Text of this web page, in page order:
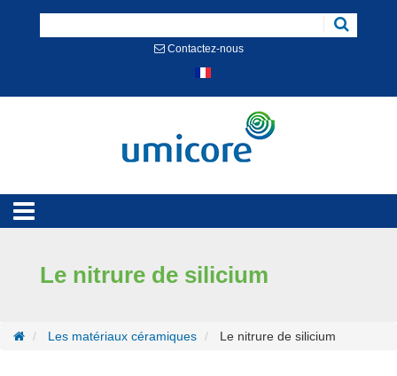
Contactez-nous
Le nitrure de silicium
Les matériaux céramiques Le nitrure de silicium